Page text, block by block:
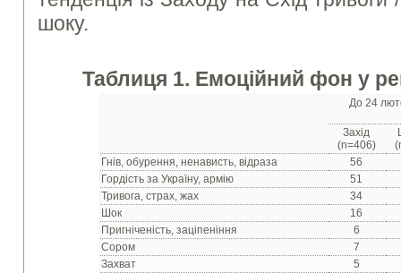
шоку.
Таблиця 1. Емоційний фон у
До 24
Захід
(n=406)
Гнів, обурення, ненависть, відраза
56
Гордість за Україну, армію
51
Тривога, страх, жах
34
Шок
16
Пригніченість, заціпеніння
6
Сором
7
Захват
5